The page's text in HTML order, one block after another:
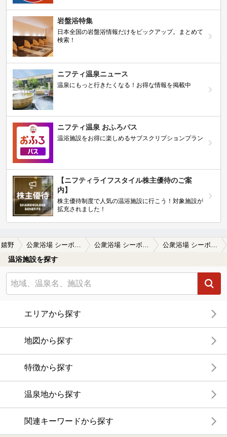
岩盤浴特集
日本全国の岩盤浴情報だけをピックアップ。まとめて
検索！
ニフティ温泉ニュース
温泉にもっと行きたくなる！お得な情報を掲載中
ニフティ温泉 おふろパス
温浴施設をお得に楽しめるサブスクリプションプラン
【ニフティライフスタイル株主優待のご案
内】
株主優待制度で人気の温浴施設に行こう！対象施設が
拡充されました！
嬉野
温浴施設を探す
エリアから探す
地図から探す
特徴から探す
温泉地から探す
関連キーワードから探す